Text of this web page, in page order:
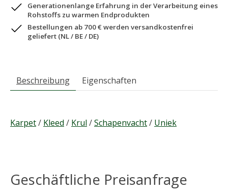
Generationenlange Erfahrung in der Verarbeitung eines
Rohstoffs zu warmen Endprodukten
Bestellungen ab 700 € werden versandkostenfrei
geliefert (NL / BE / DE)
Beschreibung Eigenschaften
Karpet/ Kleed / Krul /Schapenvacht/ Uniek
Geschäftliche Preisanfrage